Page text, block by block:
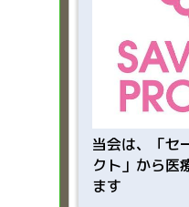
当会は、「セ
クト」から医
ます